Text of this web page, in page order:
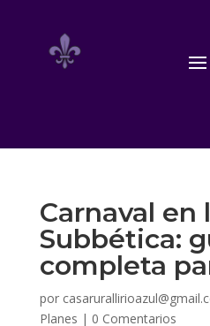
Carnaval en
Subbética:
completa
por
Planes | 0 Comentarios